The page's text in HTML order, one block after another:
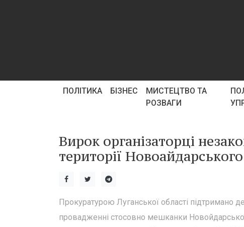
ПОЛІТИКА БІЗНЕС
МИСТЕЦТВО ТА
РОЗВАГИ
Вирок організаторці
території
Прокуратурою Луганської області підтримано
провадженні стосовно мешканки